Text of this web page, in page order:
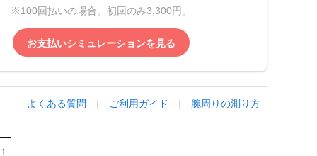
※100回払いの場合。初回のみ3,300円。
お支払いシミュレーションを見る
よくある質問 | ご利用ガイド | 腕周りの測り方